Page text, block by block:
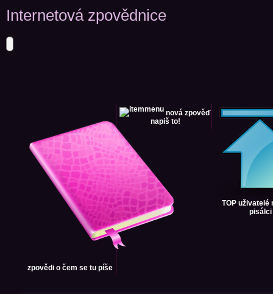
Internetová zpovědnice
zpovědi o čem se tu píše
nová zpověď
napiš to!
TOP uživatelé
pisálci